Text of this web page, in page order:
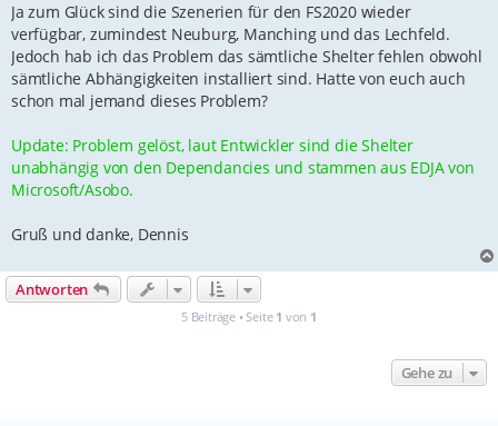
r
a
g
Ja zum Glück sind die Szenerien für den FS2020 wieder
verfügbar, zumindest Neuburg, Manching und das Lechfeld.
Jedoch hab ich das Problem das sämtliche Shelter fehlen obwohl
sämtliche Abhängigkeiten installiert sind. Hatte von euch auch
schon mal jemand dieses Problem?
Update: Problem gelöst, laut Entwickler sind die Shelter
unabhängig von den Dependancies und stammen aus EDJA von
Microsoft/Asobo.
Gruß und danke, Dennis
Antworten
5 Beiträge • Seite 1 von 1
Gehe zu